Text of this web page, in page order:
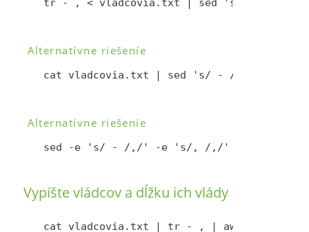
Alternatívne riešeníe
Alternatívne riešeníe
Vypíšte vládcov a dĺžku ich vlády